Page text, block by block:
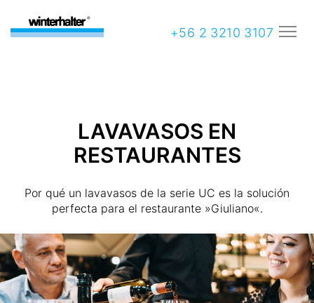
+56 2 3210 3107
LAVAVASOS EN
RESTAURANTES
Por qué un lavavasos de la serie UC es la solución
perfecta para el restaurante »Giuliano«.